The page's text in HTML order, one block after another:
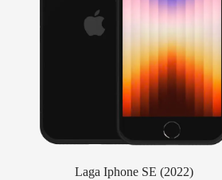
Laga Iphone SE (2022)